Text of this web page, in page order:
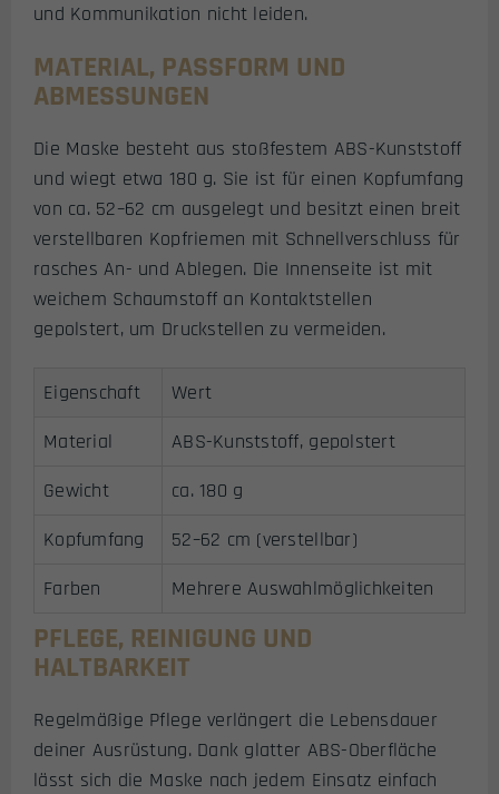
und Kommunikation nicht leiden.
MATERIAL, PASSFORM UND
ABMESSUNGEN
Die Maske besteht aus stoßfestem ABS-Kunststoff
und wiegt etwa 180 g. Sie ist für einen Kopfumfang
von ca. 52–62 cm ausgelegt und besitzt einen breit
verstellbaren Kopfriemen mit Schnellverschluss für
rasches An- und Ablegen. Die Innenseite ist mit
weichem Schaumstoff an Kontaktstellen
gepolstert, um Druckstellen zu vermeiden.
Eigenschaft
Wert
Material
ABS-Kunststoff, gepolstert
Gewicht
ca. 180 g
Kopfumfang
52–62 cm (verstellbar)
Farben
Mehrere Auswahlmöglichkeiten
PFLEGE, REINIGUNG UND
HALTBARKEIT
Regelmäßige Pflege verlängert die Lebensdauer
deiner Ausrüstung. Dank glatter ABS-Oberfläche
lässt sich die Maske nach jedem Einsatz einfach